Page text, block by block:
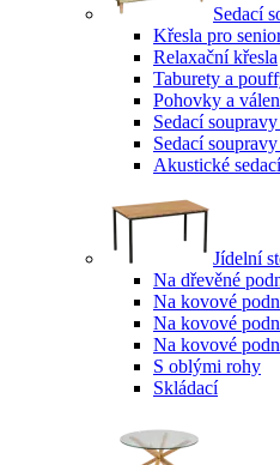
Sedací
Křesla pro
Relaxační křesla
Taburety a
Pohovky a
Sedací
Sedací
Akustické
Jídelní
Na dřevěné
Na kovové
Na kovové
Na kovové
S oblými rohy
Skládací